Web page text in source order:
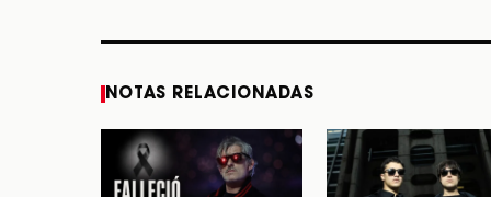
NOTAS RELACIONADAS